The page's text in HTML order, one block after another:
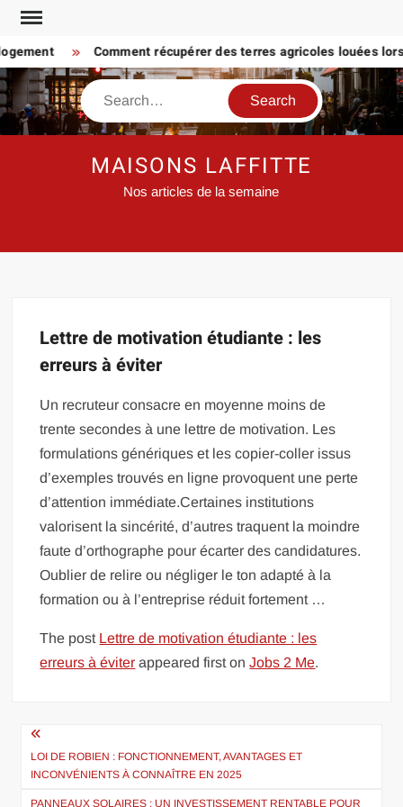
Skip
content
Comment récupérer des terres agricoles louées
Search
MAISONS LAFFITTE
Nos articles de la semaine
Lettre de motivation étudiante : les
erreurs à éviter
Un recruteur consacre en moyenne moins de
trente secondes à une lettre de motivation. Les
formulations génériques et les copier-coller issus
d’exemples trouvés en ligne provoquent une perte
d’attention immédiate.Certaines institutions
valorisent la sincérité, d’autres traquent la moindre
faute d’orthographe pour écarter des candidatures.
Oublier de relire ou négliger le ton adapté à la
formation ou à l’entreprise réduit fortement …
The post Lettre de motivation étudiante : les
erreurs à éviter appeared first onJobs 2 Me.
Navigation
de
l’article
LOI DE ROBIEN : FONCTIONNEMENT, AVANTAGES ET
INCONVÉNIENTS À CONNAÎTRE EN 2025
PANNEAUX SOLAIRES : UN INVESTISSEMENT RENTABLE POUR